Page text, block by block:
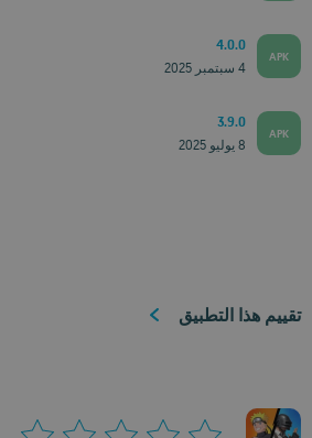
APK
4.0.0
4 سبتمبر 2025
APK
3.9.0
8 يوليو 2025
تقييم هذا التطبيق